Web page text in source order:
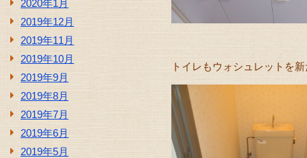
2020年1月
2019年12月
2019年11月
2019年10月
2019年9月
2019年8月
2019年7月
2019年6月
2019年5月
トイレもウォシュレットを